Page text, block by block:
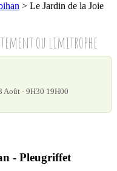
> Le Jardin de la Joie
- Pleugriffet
ou limitrophe
Août · 9H30 19H00